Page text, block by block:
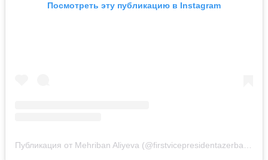
Посмотреть эту публикацию в Instagram